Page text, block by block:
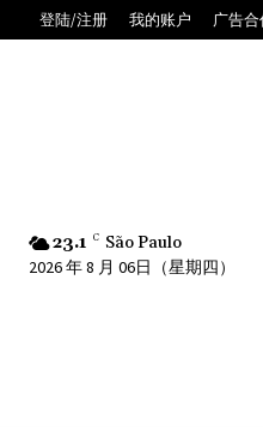
登陆/注册 我的账户 广告合
23.1 C São Paulo
2026 年 8 月 06日（星期四）